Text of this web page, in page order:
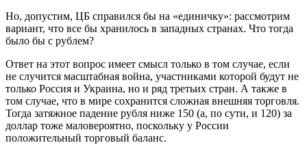
Но, допустим, ЦБ справился бы на «единичку»: рассмотрим
вариант, что все бы хранилось в западных странах. Что тогда
было бы с рублем?
Ответ на этот вопрос имеет смысл только в том случае, если
не случится масштабная война, участниками которой будут не
только Россия и Украина, но и ряд третьих стран. А также в
том случае, что в мире сохранится сложная внешняя торговля.
Тогда затяжное падение рубля ниже 150 (а, по сути, и 120) за
доллар тоже маловероятно, поскольку у России
положительный торговый баланс.